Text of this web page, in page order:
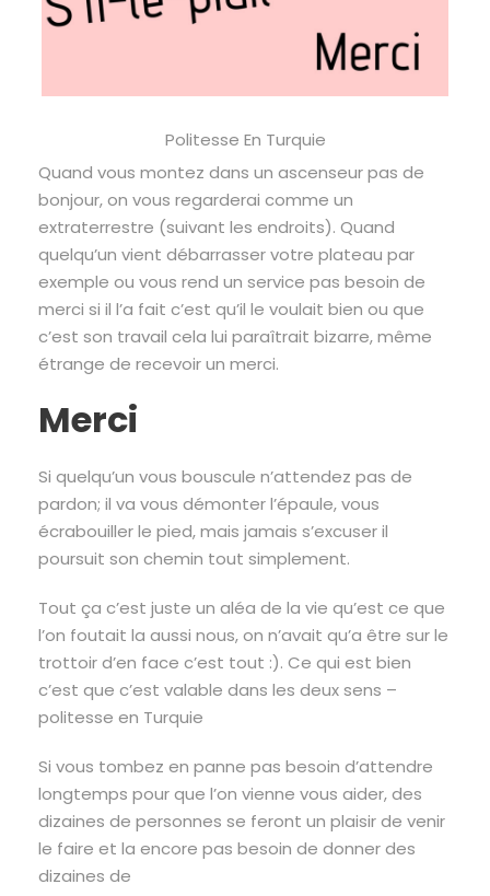
Politesse En Turquie
Quand vous montez dans un ascenseur pas de
bonjour, on vous regarderai comme un
extraterrestre (suivant les endroits). Quand
quelqu’un vient débarrasser votre plateau par
exemple ou vous rend un service pas besoin de
merci si il l’a fait c’est qu’il le voulait bien ou que
c’est son travail cela lui paraîtrait bizarre, même
étrange de recevoir un merci.
Merci
Si quelqu’un vous bouscule n’attendez pas de
pardon; il va vous démonter l’épaule, vous
écrabouiller le pied, mais jamais s’excuser il
poursuit son chemin tout simplement.
Tout ça c’est juste un aléa de la vie qu’est ce que
l’on foutait la aussi nous, on n’avait qu’a être sur le
trottoir d’en face c’est tout :). Ce qui est bien
c’est que c’est valable dans les deux sens –
politesse en Turquie
Si vous tombez en panne pas besoin d’attendre
longtemps pour que l’on vienne vous aider, des
dizaines de personnes se feront un plaisir de venir
le faire et la encore pas besoin de donner des
dizaines de